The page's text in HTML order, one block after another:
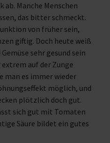
ab. Manche Menschen
das bitter schmeckt.
von früher sein,
giftig. Doch heute weiß
sehr gesund sein
auf der Zunge
man es immer wieder
möglich, und
plötzlich doch gut.
sich gut mit Tomaten
Säure bildet ein gutes